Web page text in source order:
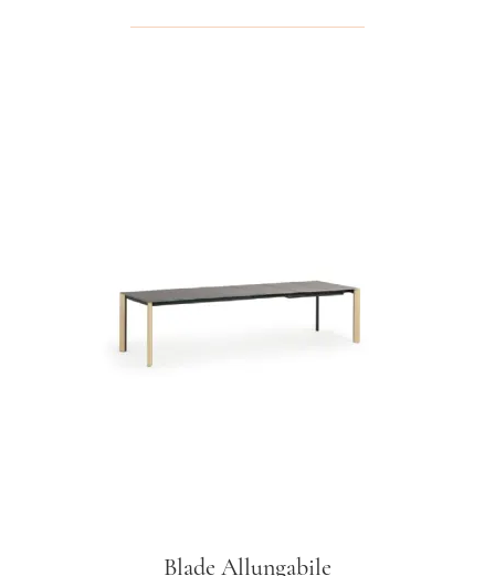
Blade Allungabile